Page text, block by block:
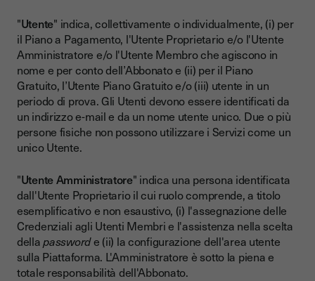
"Utente" indica, collettivamente o individualmente, (i) per
il Piano a Pagamento, l'Utente Proprietario e/o l'Utente
Amministratore e/o l'Utente Membro che agiscono in
nome e per conto dell’Abbonato e (ii) per il Piano
Gratuito, l’Utente Piano Gratuito e/o (iii) utente in un
periodo di prova. Gli Utenti devono essere identificati da
un indirizzo e-mail e da un nome utente unico. Due o più
persone fisiche non possono utilizzare i Servizi come un
unico Utente.
"Utente Amministratore" indica una persona identificata
dall'Utente Proprietario il cui ruolo comprende, a titolo
esemplificativo e non esaustivo, (i) l'assegnazione delle
Credenziali agli Utenti Membri e l'assistenza nella scelta
dellapassworde (ii) la configurazione dell'area utente
sulla Piattaforma. L'Amministratore è sotto la piena e
totale responsabilità dell'Abbonato.